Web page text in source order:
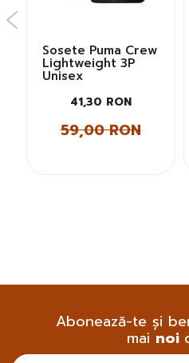
Sosete Puma Crew
Lightweight 3P
Unisex
41,30 RON
59,00 RON
Abonează-te și
mainoi